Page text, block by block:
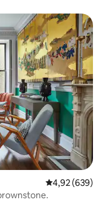
4,92 de uma
4,92 (639)